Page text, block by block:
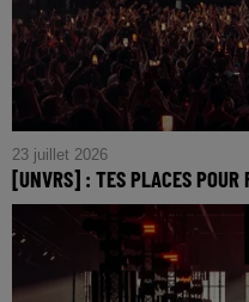
23 juillet 2026
[UNVRS] : TES PLACES POUR